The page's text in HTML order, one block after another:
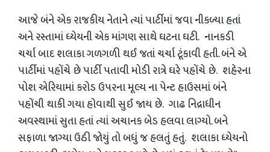
આજે બંને એક રાજકીય નેતાને ત્યાં પાર્ટીમાં જવા નીકળ્યા હતાં
અને રસ્તામાં ધ્યેયની એક માંગણ સાથે ઘટના ઘટી. નાનકડી
ચર્ચા બાદ શલાકા ગળગળી થઈ જતાં ચર્ચા ટૂંકાવી હતી. બંને એ
પાર્ટીમાં પહોંચે છે પાર્ટી પતાવી મોડી રાત્રે ઘરે પહોંચે છે. શહેરના
પોશ એરિયામાં કરોડ ઉપરના મૂલ્ય ના પેન્ટ હાઉસમાં બંને
પહોંચી થાકી ગયા હોવાથી સુઈ જાય છે. ગાઢ નિદ્રાધીન
અવસ્થામાં સુતા હતાં ત્યાં અચાનક બેડ હલવા લાગ્યો. બને
સફાળા જાગ્યા ઉઠી જોયું તો બધું જ હલતું હતું. શલાકા ધ્યેયનો